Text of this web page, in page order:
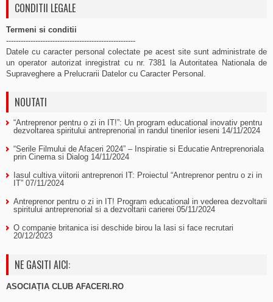
CONDITII LEGALE
Termeni si conditii
-----------------------------------------------------
Datele cu caracter personal colectate pe acest site sunt administrate de
un operator autorizat inregistrat cu nr. 7381 la Autoritatea Nationala de
Supraveghere a Prelucrarii Datelor cu Caracter Personal.
NOUTATI
“Antreprenor pentru o zi in IT!”: Un program educational inovativ pentru
dezvoltarea spiritului antreprenorial in randul tinerilor ieseni 14/11/2024
“Serile Filmului de Afaceri 2024” – Inspiratie si Educatie Antreprenoriala
prin Cinema si Dialog 14/11/2024
Iasul cultiva viitorii antreprenori IT: Proiectul “Antreprenor pentru o zi in
IT” 07/11/2024
Antreprenor pentru o zi in IT! Program educational in vederea dezvoltarii
spiritului antreprenorial si a dezvoltarii carierei 05/11/2024
O companie britanica isi deschide birou la Iasi si face recrutari
20/12/2023
NE GASITI AICI:
ASOCIAȚIA CLUB AFACERI.RO